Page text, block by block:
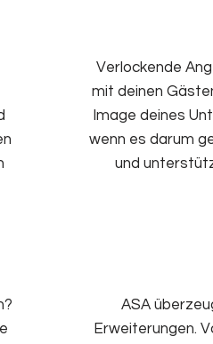
Verlockende
mit deinen
Image deines
wenn es darum
und
ASA
Erweiterungen.